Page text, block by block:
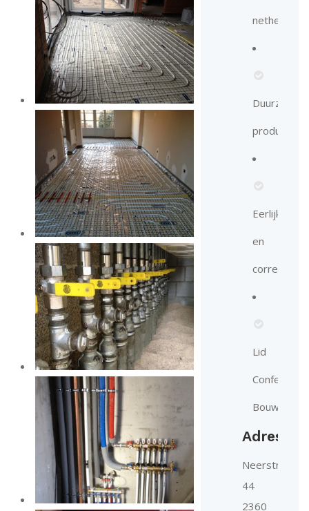
netheid
Duurzame
producten
Eerlijkheid
en
correctheid
Lid
Bouw
Adres
Neerstraat
44
2360